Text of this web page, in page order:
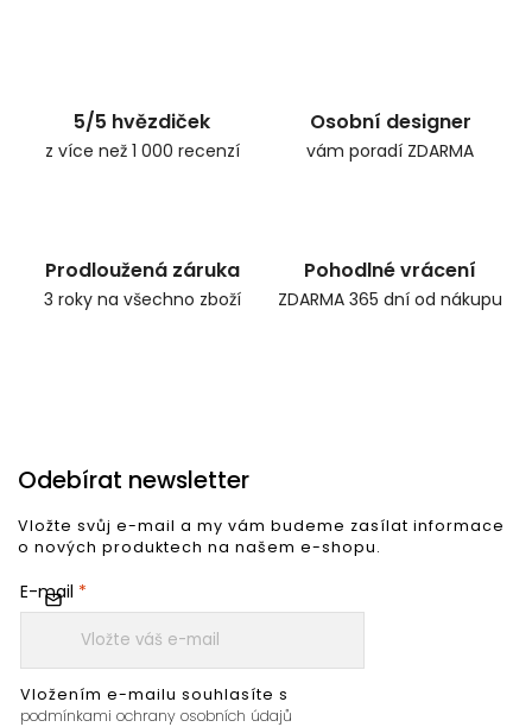
5/5 hvězdiček
z více než 1 000 recenzí
Osobní designer
vám poradí ZDARMA
Prodloužená záruka
3 roky na všechno zboží
Pohodlné vrácení
ZDARMA 365 dní od nákupu
Odebírat newsletter
Vložte svůj e-mail a my vám budeme zasílat informace
o nových produktech na našem e-shopu.
E-mail
Vložením e-mailu souhlasíte s
podmínkami ochrany osobních údajů